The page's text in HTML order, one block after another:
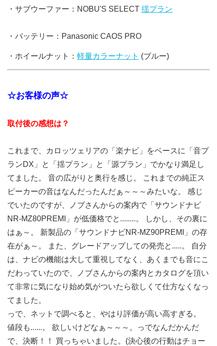
・サブウーファー：NOBU'S SELECT 揺プラン
・バッテリー：Panasonic CAOS PRO
・ホイールナット： 軽量カラーナット (ブルー)
☆お客様の声☆
取付後の感想は？
これまで、カロッツェリアの「楽ナビ」をベースに「音プ
ランDX」と「揺プラン」と「源プラン」でかなり満足し
てました。 音の広がりと奥行を感じ。 これまでの純正ス
ピーカーの音はなんだったんだぁ～～～みたいな。 感じ
でいたのですが、ノブさんからの案内で「サウンドナビ
NR-MZ80PREMI」が低価格でと........。 しかし、その裏に
はぁ～。 新製品の「サウンドナビNR-MZ90PREMI」の存
在がぁ～。 また、グレードアップしての発売と.....。 自分
は、ナビの機能は大して重視してなく、あくまでも音にこ
だわっていたので、ノブさんからの案内とカタログを頂い
て非常に気になり始め気がついたら欲しくて仕方なくなっ
てました。
っで、ネットで調べると、やはり評価が高い高すぎる。
値段も......。 欲しいけどなぁ～～～。っでなんだかんだ
で、決断！！ 買っちゃいました。(決心後の行動はチョー